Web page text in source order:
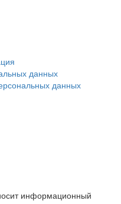
данных
данных
информационный